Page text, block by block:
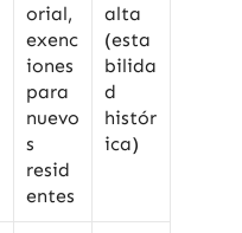
orial,
exenc
iones
para
nuevo
s
resid
entes
alta
(esta
bilida
d
histór
ica)